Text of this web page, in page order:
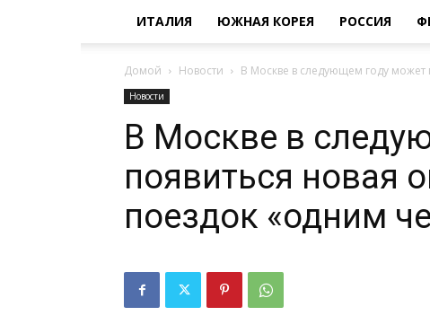
ИТАЛИЯ ЮЖНАЯ КОРЕЯ РОССИЯ
Домой Новости В Москве в следующем году может
Новости
В Москве в
появиться новая
поездок «одним